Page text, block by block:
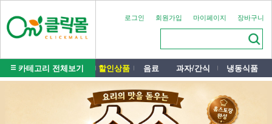
로그인 회원가입 마이페이지 장바구니
카테고리 전체보기 할인상품 음료 과자/간식 냉동식품